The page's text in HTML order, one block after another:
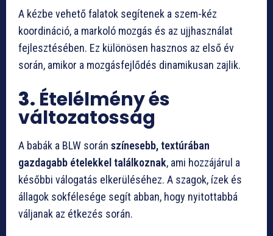
A kézbe vehető falatok segítenek a szem-kéz
koordináció, a markoló mozgás és az ujjhasználat
fejlesztésében. Ez különösen hasznos az első év
során, amikor a mozgásfejlődés dinamikusan zajlik.
3. Ételélmény és
változatosság
A babák a BLW során színesebb, textúrában
gazdagabb ételekkel találkoznak, ami hozzájárul a
későbbi válogatás elkerüléséhez. A szagok, ízek és
állagok sokfélesége segít abban, hogy nyitottabbá
váljanak az étkezés során.